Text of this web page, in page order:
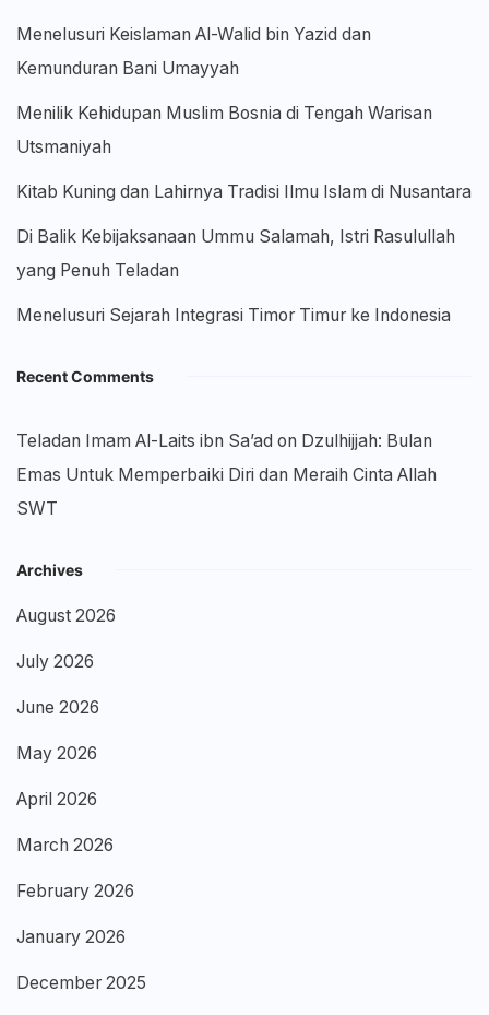
Menelusuri Keislaman Al-Walid bin Yazid dan
Kemunduran Bani Umayyah
Menilik Kehidupan Muslim Bosnia di Tengah Warisan
Utsmaniyah
Kitab Kuning dan Lahirnya Tradisi Ilmu Islam di Nusantara
Di Balik Kebijaksanaan Ummu Salamah, Istri Rasulullah
yang Penuh Teladan
Menelusuri Sejarah Integrasi Timor Timur ke Indonesia
Recent Comments
Teladan Imam Al-Laits ibn Sa’ad on Dzulhijjah: Bulan
Emas Untuk Memperbaiki Diri dan Meraih Cinta Allah
SWT
Archives
August 2026
July 2026
June 2026
May 2026
April 2026
March 2026
February 2026
January 2026
December 2025